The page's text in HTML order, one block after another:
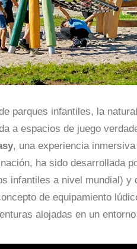
parques infantiles, la
a espacios de juego
, una experiencia
ha sido desarrollada
infantiles a nivel mundial) y
de equipamiento
alojadas en un